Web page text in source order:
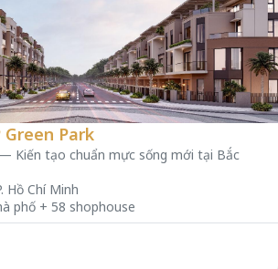
Green Park
Kiến tạo chuẩn mực sống mới tại Bắc
Hồ Chí Minh
phố + 58 shophouse